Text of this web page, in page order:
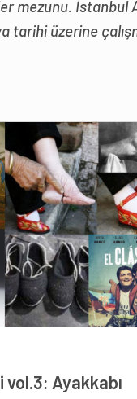
İstanbul
tarihi üzerine
vol.3: Ayakkabı